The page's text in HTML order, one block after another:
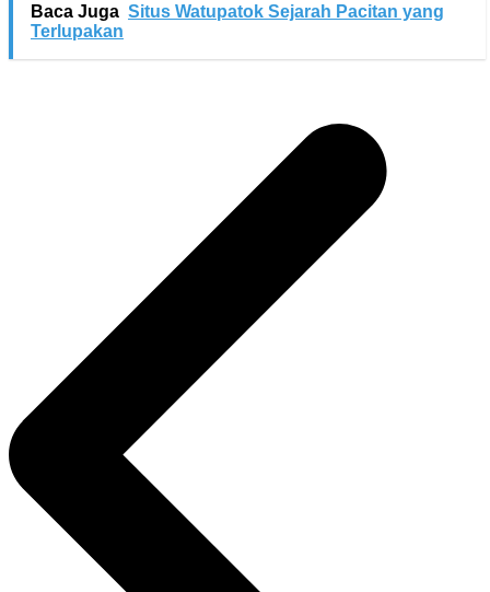
Baca Juga Situs Watupatok Sejarah Pacitan yang
Terlupakan